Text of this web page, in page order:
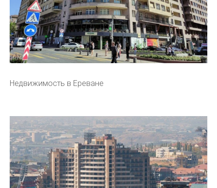
Недвижимость в Ереване